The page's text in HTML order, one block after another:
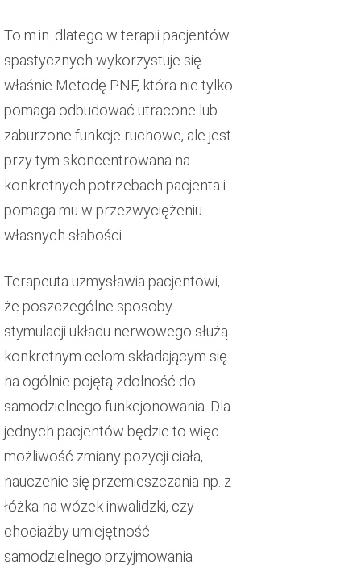
To m.in. dlatego w terapii pacjentów
spastycznych wykorzystuje się
właśnie Metodę PNF, która nie tylko
pomaga odbudować utracone lub
zaburzone funkcje ruchowe, ale jest
przy tym skoncentrowana na
konkretnych potrzebach pacjenta i
pomaga mu w przezwyciężeniu
własnych słabości.
Terapeuta uzmysławia pacjentowi,
że poszczególne sposoby
stymulacji układu nerwowego służą
konkretnym celom składającym się
na ogólnie pojętą zdolność do
samodzielnego funkcjonowania. Dla
jednych pacjentów będzie to więc
możliwość zmiany pozycji ciała,
nauczenie się przemieszczania np. z
łóżka na wózek inwalidzki, czy
chociażby umiejętność
samodzielnego przyjmowania